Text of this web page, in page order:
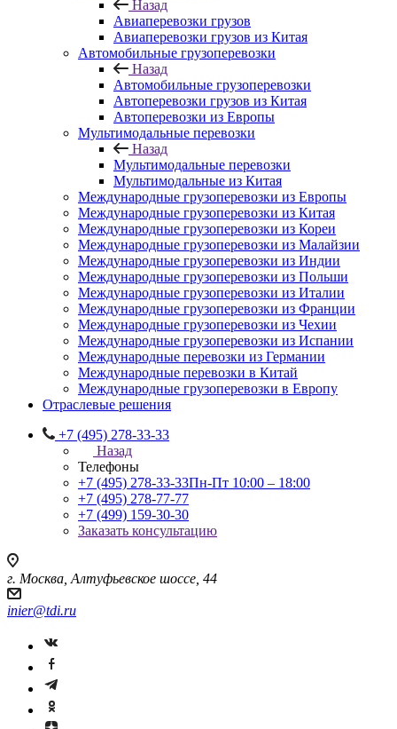
Назад
Авиаперевозки грузов
Авиаперевозки грузов из Китая
Автомобильные грузоперевозки
Назад
Автомобильные грузоперевозки
Автоперевозки грузов из Китая
Автоперевозки из Европы
Мультимодальные перевозки
Назад
Мультимодальные перевозки
Мультимодальные из Китая
Международные грузоперевозки из Европы
Международные грузоперевозки из Китая
Международные грузоперевозки из Кореи
Международные грузоперевозки из Малайзии
Международные грузоперевозки из Индии
Международные грузоперевозки из Польши
Международные грузоперевозки из Италии
Международные грузоперевозки из Франции
Международные грузоперевозки из Чехии
Международные грузоперевозки из Испании
Международные перевозки из Германии
Международные перевозки в Китай
Международные грузоперевозки в Европу
Отраслевые решения
+7 (495) 278-33-33
Назад
Телефоны
+7 (495) 278-33-33Пн-Пт 10:00 – 18:00
+7 (495) 278-77-77
+7 (499) 159-30-30
Заказать консультацию
г. Москва, Алтуфьевское шоссе, 44
inier@tdi.ru